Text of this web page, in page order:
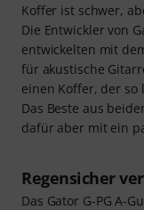
Koffer ist schwer,
Die Entwickler von
entwickelten mit
für akustische
einen Koffer, der so
Das Beste aus
dafür aber mit ein
Regensicher
Das Gator G-PG A-